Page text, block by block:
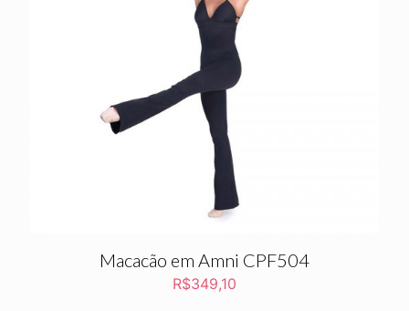
Macacão em Amni CPF504
R$349,10